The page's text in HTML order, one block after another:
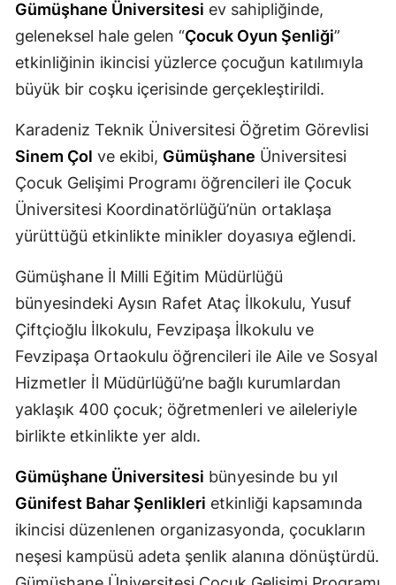
İstanbul
İzmir
Kars
Kayseri
Kırklareli
Kırşehir
Kocaeli
Konya
Kütahya
Kahramanmaraş
Mardin
Muğla
Gümüşhane Üniversitesi ev sahipliğinde,
geleneksel hale gelen “Çocuk Oyun Şenliği”
etkinliğinin ikincisi yüzlerce çocuğun katılımıyla
büyük bir coşku içerisinde gerçekleştirildi.
Karadeniz Teknik Üniversitesi Öğretim Görevlisi
Sinem Çol ve ekibi, Gümüşhane Üniversitesi
Çocuk Gelişimi Programı öğrencileri ile Çocuk
Üniversitesi Koordinatörlüğü’nün ortaklaşa
yürüttüğü etkinlikte minikler doyasıya eğlendi.
Gümüşhane İl Milli Eğitim Müdürlüğü
bünyesindeki Aysın Rafet Ataç İlkokulu, Yusuf
Çiftçioğlu İlkokulu, Fevzipaşa İlkokulu ve
Fevzipaşa Ortaokulu öğrencileri ile Aile ve Sosyal
Hizmetler İl Müdürlüğü’ne bağlı kurumlardan
yaklaşık 400 çocuk; öğretmenleri ve aileleriyle
birlikte etkinlikte yer aldı.
Gümüşhane Üniversitesi bünyesinde bu yıl
Günifest Bahar Şenlikleri etkinliği kapsamında
ikincisi düzenlenen organizasyonda, çocukların
neşesi kampüsü adeta şenlik alanına dönüştürdü.